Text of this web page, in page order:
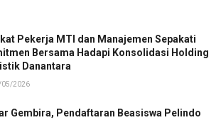
Pekerja MTI dan Manajemen Sepakati
Bersama Hadapi Konsolidasi Holding
Danantara
05/2026
Gembira, Pendaftaran Beasiswa Pelindo